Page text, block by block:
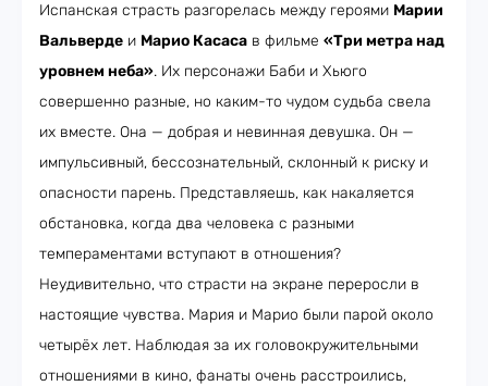
Испанская страсть разгорелась между героями Марии
Вальверде и Марио Касаса в фильме «Три метра над
уровнем неба». Их персонажи Баби и Хьюго
совершенно разные, но каким-то чудом судьба свела
их вместе. Она — добрая и невинная девушка. Он —
импульсивный, бессознательный, склонный к риску и
опасности парень. Представляешь, как накаляется
обстановка, когда два человека с разными
темпераментами вступают в отношения?
Неудивительно, что страсти на экране переросли в
настоящие чувства. Мария и Марио были парой около
четырёх лет. Наблюдая за их головокружительными
отношениями в кино, фанаты очень расстроились,